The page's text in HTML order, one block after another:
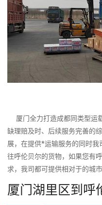
厦门全力打造成都同类型运
缺理赔及时、后续服务完善的
展，在提供*运输服务的同时
往呼伦贝尔的货物，如果您有
求，我司都可提供相对于的城
厦门湖里区到呼